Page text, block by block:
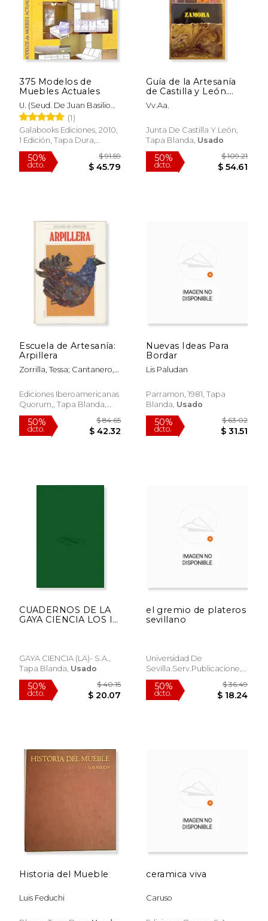
40%
dcto. $ 70.26 dcto.
375 Modelos de
Muebles Actuales
U. (Seud. De Juan Basilio
G&Oacute;Mez) Benedicts
(1)
Galabooks Ediciones, 2010,
1 Edición, Tapa Dura,
Nuevo
50%
dcto. $ 45.79
Guía de la Artesanía
de Castilla y León.
Zamora
Vv.Aa.
Junta De Castilla Y León,
Tapa Blanda, Usado
50%
dcto. $
Escuela de Artesanía:
Arpillera
Zorrilla, Tessa; Cantanero,
Ediciones Iberoamericanas
Quorum,, Tapa Blanda,
Usado
Nuevas Ideas Para
Bordar
Lis Paludan
Parramon, 1981, Tapa
Blanda, Usado
CUADERNOS DE LA
GAYA CIENCIA LOS I
GAYA CIENCIA (LA)- S.A.,
Tapa Blanda, Usado
el gremio de plateros
sevillano
Universidad De
Sevilla.serv.publicacione,
Usado
Historia del Mueble
Luis Feduchi
ceramica viva
Caruso